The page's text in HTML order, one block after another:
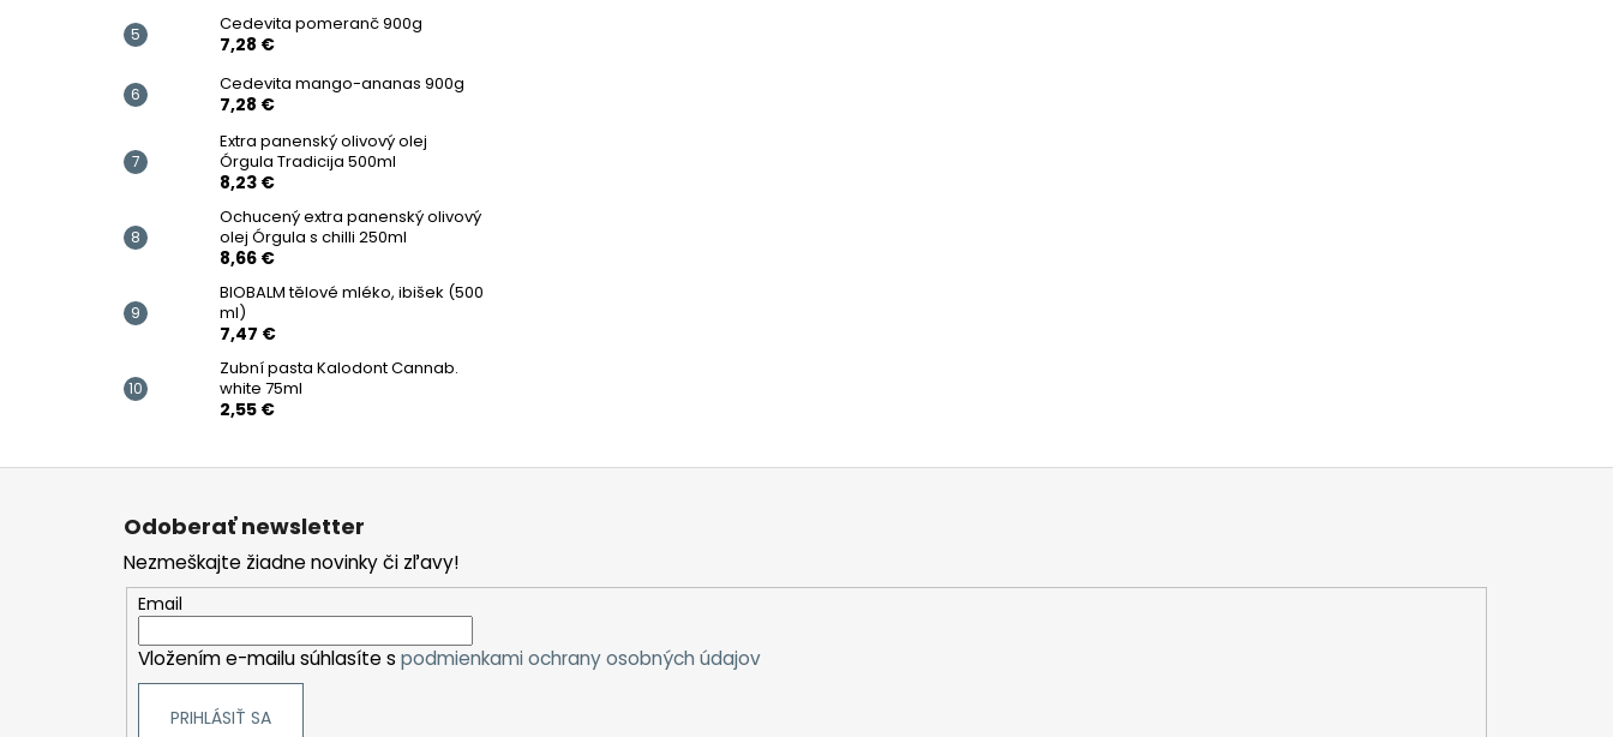
Cedevita pomeranč 900g
7,28 €
Cedevita mango-ananas 900g
7,28 €
Extra panenský olivový olej
Órgula Tradicija 500ml
8,23 €
Ochucený extra panenský olivový
olej Órgula s chilli 250ml
8,66 €
BIOBALM tělové mléko, ibišek (500
ml)
7,47 €
Zubní pasta Kalodont Cannab.
white 75ml
2,55 €
Z
Odoberať newsletter
Nezmeškajte žiadne novinky či zľavy!
Email
Vložením e-mailu súhlasíte s podmienkami ochrany osobných údajov
PRIHLÁSIŤ SA